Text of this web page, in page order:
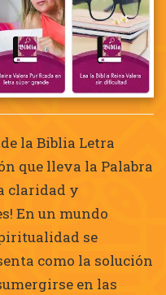
la Biblia Letra
que lleva la Palabra
claridad y
En un mundo
se
como la solución
en las